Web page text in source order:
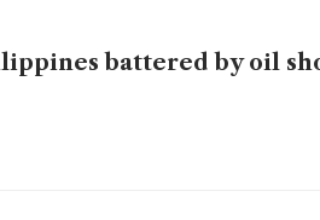
battered by oil